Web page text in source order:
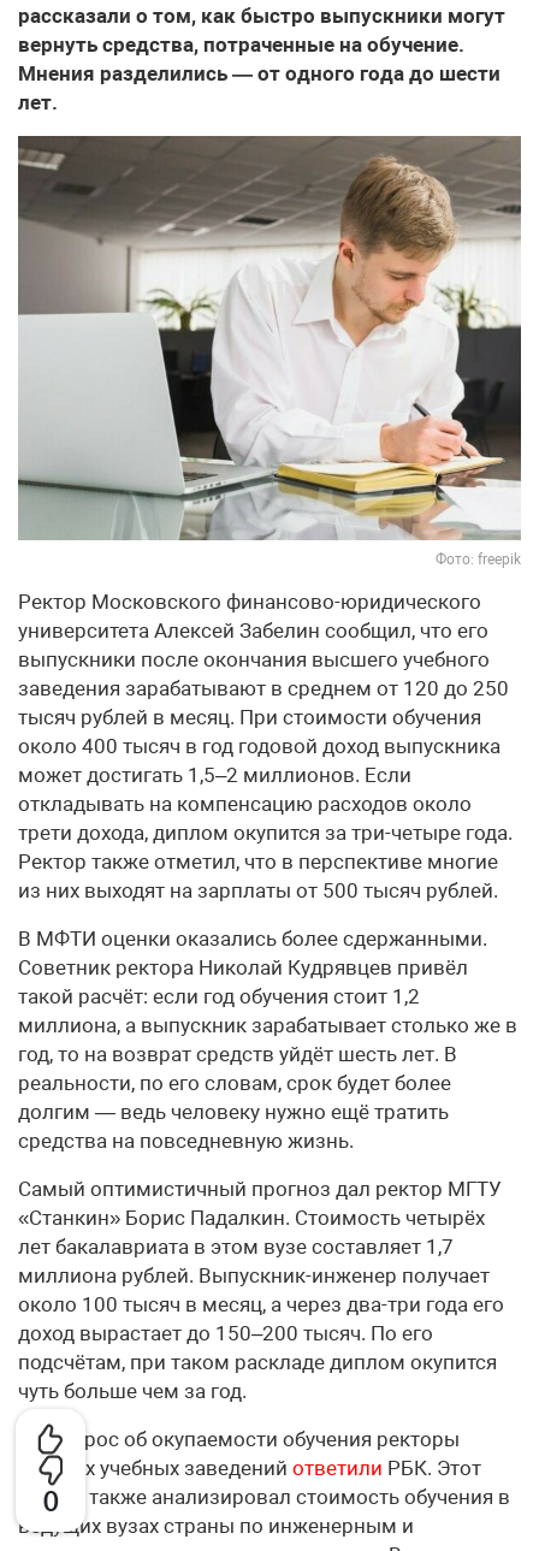
0
рассказали о том, как быстро выпускники могут
вернуть средства, потраченные на обучение.
Мнения разделились — от одного года до шести
лет.
Фото: freepik
Ректор Московского финансово-юридического
университета Алексей Забелин сообщил, что его
выпускники после окончания высшего учебного
заведения зарабатывают в среднем от 120 до 250
тысяч рублей в месяц. При стоимости обучения
около 400 тысяч в год годовой доход выпускника
может достигать 1,5–2 миллионов. Если
откладывать на компенсацию расходов около
трети дохода, диплом окупится за три-четыре года.
Ректор также отметил, что в перспективе многие
из них выходят на зарплаты от 500 тысяч рублей.
В МФТИ оценки оказались более сдержанными.
Советник ректора Николай Кудрявцев привёл
такой расчёт: если год обучения стоит 1,2
миллиона, а выпускник зарабатывает столько же в
год, то на возврат средств уйдёт шесть лет. В
реальности, по его словам, срок будет более
долгим — ведь человеку нужно ещё тратить
средства на повседневную жизнь.
Самый оптимистичный прогноз дал ректор МГТУ
«Станкин» Борис Падалкин. Стоимость четырёх
лет бакалавриата в этом вузе составляет 1,7
миллиона рублей. Выпускник-инженер получает
около 100 тысяч в месяц, а через два-три года его
доход вырастает до 150–200 тысяч. По его
подсчётам, при таком раскладе диплом окупится
чуть больше чем за год.
На вопрос об окупаемости обучения ректоры
высших учебных заведений ответили РБК. Этот
ресурс также анализировал стоимость обучения в
ведущих вузах страны по инженерным и